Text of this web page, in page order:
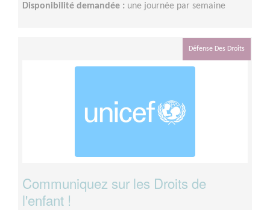
Disponibilité demandée : une journée par semaine
Défense Des Droits
Communiquez sur les Droits de
l'enfant !